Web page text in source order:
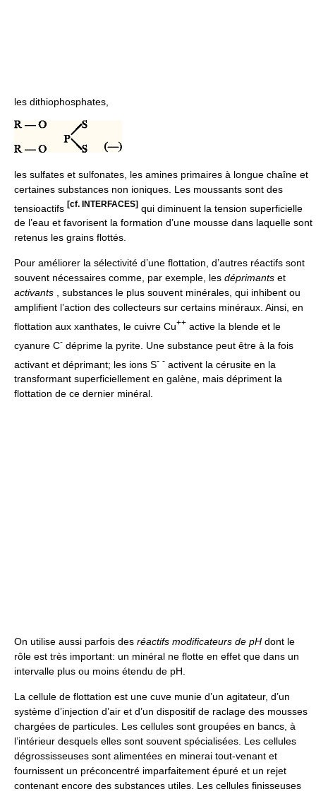
les dithiophosphates,
les sulfates et sulfonates, les amines primaires à longue chaîne et
certaines substances non ioniques. Les moussants sont des
tensioactifs [cf. INTERFACES] qui diminuent la tension superficielle
de l’eau et favorisent la formation d’une mousse dans laquelle sont
retenus les grains flottés.
Pour améliorer la sélectivité d’une flottation, d’autres réactifs sont
souvent nécessaires comme, par exemple, les déprimants et
activants , substances le plus souvent minérales, qui inhibent ou
amplifient l’action des collecteurs sur certains minéraux. Ainsi, en
flottation aux xanthates, le cuivre Cu++ active la blende et le
cyanure C- déprime la pyrite. Une substance peut être à la fois
activant et déprimant; les ions S- - activent la cérusite en la
transformant superficiellement en galène, mais dépriment la
flottation de ce dernier minéral.
On utilise aussi parfois des réactifs modificateurs de pH dont le
rôle est très important: un minéral ne flotte en effet que dans un
intervalle plus ou moins étendu de pH.
La cellule de flottation est une cuve munie d’un agitateur, d’un
système d’injection d’air et d’un dispositif de raclage des mousses
chargées de particules. Les cellules sont groupées en bancs, à
l’intérieur desquels elles sont souvent spécialisées. Les cellules
dégrossisseuses sont alimentées en minerai tout-venant et
fournissent un préconcentré imparfaitement épuré et un rejet
contenant encore des substances utiles. Les cellules finisseuses